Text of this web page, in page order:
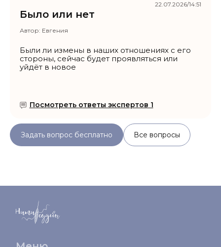
Было или нет
Автор: Евгения
Были ли измены в наших отношениях с его
стороны, сейчас будет проявляться или
уйдёт в новое
Посмотреть ответы экспертов 1
22.07.2026/14:51
Задать вопрос бесплатно Все вопросы